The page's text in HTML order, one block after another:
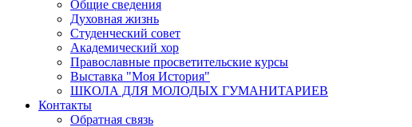
Общие сведения
Духовная жизнь
Студенческий совет
Академический хор
Православные просветительские курсы
Выставка "Моя История"
ШКОЛА ДЛЯ МОЛОДЫХ ГУМАНИТАРИЕВ
Контакты
Обратная связь